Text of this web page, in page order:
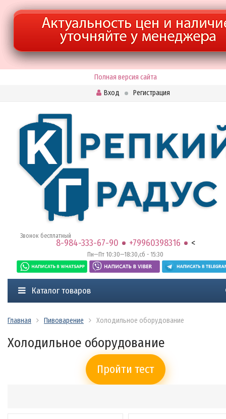
Полная версия сайта
Вход
Регистрация
8-984-333-67-90 +79960398316 <
Звонок бесплатный
Пн—Пт 10:30—18:30,сб - 15:30
Каталог товаров
Главная Пивоварение Холодильное оборудование
Холодильное оборудование
Пройти тест